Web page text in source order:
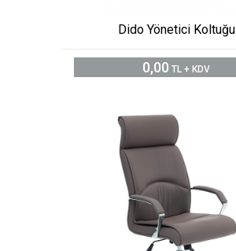
Dido Yönetici Koltuğu
0,00 TL + KDV